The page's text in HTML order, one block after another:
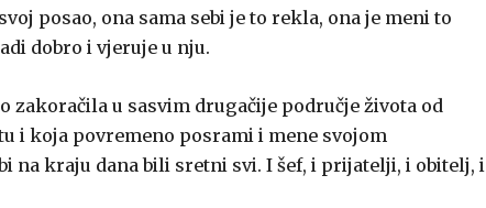
posao, ona sama sebi je to rekla, ona je meni to
dobro i vjeruje u nju.
zakoračila u sasvim drugačije područje života od
i koja povremeno posrami i mene svojom
na kraju dana bili sretni svi. I šef, i prijatelji, i obitelj, i